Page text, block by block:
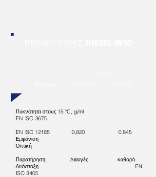
Πυκνότητα στους 15 °C, g/ml
EN ISO 3675
EN ISO 12185 0,820 0,845
Εμφάνιση
Οπτική
Παρατήρηση Διαυγές καθαρό
Απόσταξη EN
ISO 3405